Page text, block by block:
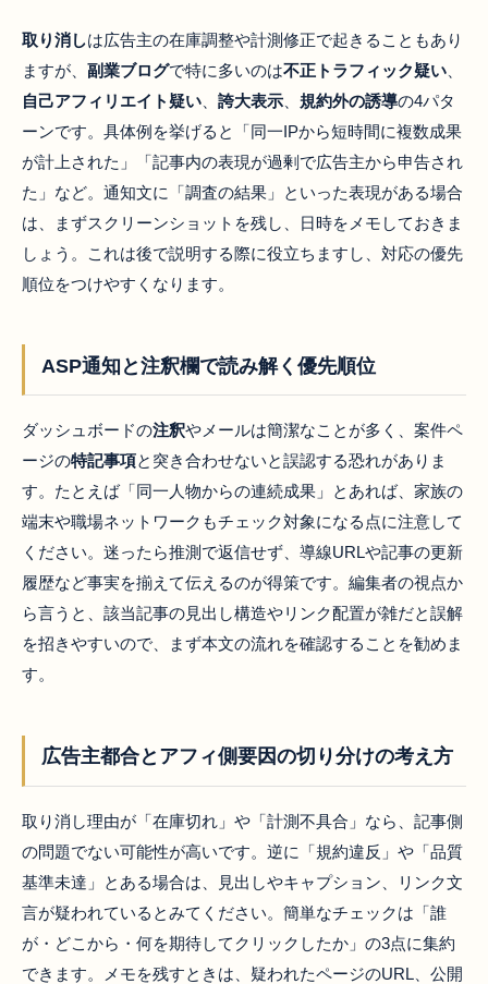
取り消しは広告主の在庫調整や計測修正で起きることもあり
ますが、 副業ブログで特に多いのは不正トラフィック疑い
自己アフィリエイト疑い
誇大表示 規約外の誘導の4パタ
ーンです。具体例を挙げると「同一IPから短時間に複数成果
が計上された」「記事内の表現が過剰で広告主から申告され
た」など。通知文に「調査の結果」といった表現がある場合
は、まずスクリーンショットを残し、日時をメモしておきま
しょう。これは後で説明する際に役立ちますし、対応の優先
順位をつけやすくなります。
ASP通知と注釈欄で読み解く優先順位
ダッシュボードの注釈やメールは簡潔なことが多く、案件ペ
ージの特記事項と突き合わせないと誤認する恐れがありま
す。たとえば「同一人物からの連続成果」とあれば、家族の
端末や職場ネットワークもチェック対象になる点に注意して
ください。迷ったら推測で返信せず、導線URLや記事の更新
履歴など事実を揃えて伝えるのが得策です。編集者の視点か
ら言うと、該当記事の見出し構造やリンク配置が雑だと誤解
を招きやすいので、まず本文の流れを確認することを勧めま
す。
広告主都合とアフィ側要因の切り分けの考え方
取り消し理由が「在庫切れ」や「計測不具合」なら、記事側
の問題でない可能性が高いです。逆に「規約違反」や「品質
基準未達」とある場合は、見出しやキャプション、リンク文
言が疑われているとみてください。簡単なチェックは「誰
が・どこから・何を期待してクリックしたか」の3点に集約
できます。メモを残すときは、疑われたページのURL、公開